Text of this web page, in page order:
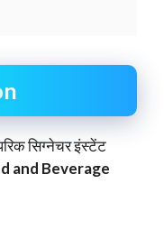
सिग्नेचर इंस्टेंट
and Beverage